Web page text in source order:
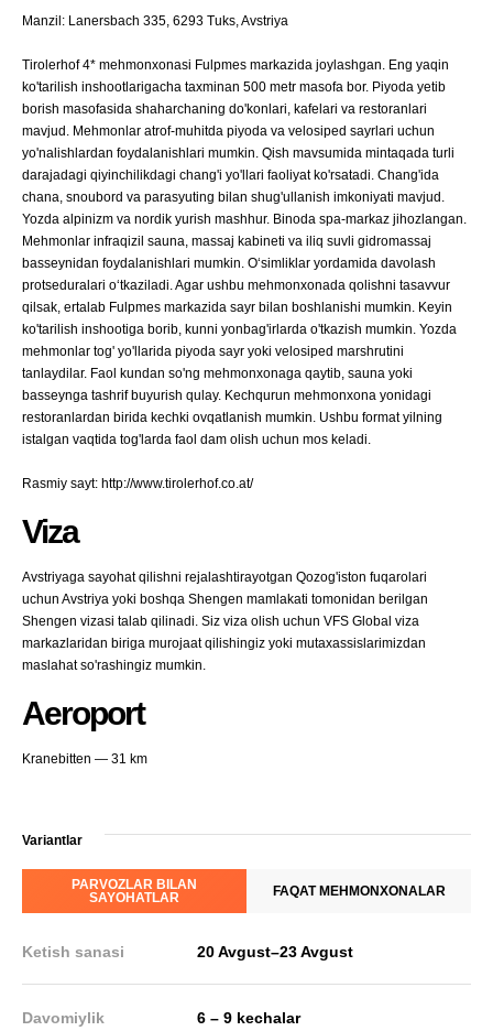
Manzil: Lanersbach 335, 6293 Tuks, Avstriya
Tirolerhof 4* mehmonxonasi Fulpmes markazida joylashgan. Eng yaqin
ko'tarilish inshootlarigacha taxminan 500 metr masofa bor. Piyoda yetib
borish masofasida shaharchaning do'konlari, kafelari va restoranlari
mavjud. Mehmonlar atrof-muhitda piyoda va velosiped sayrlari uchun
yo'nalishlardan foydalanishlari mumkin. Qish mavsumida mintaqada turli
darajadagi qiyinchilikdagi chang'i yo'llari faoliyat ko'rsatadi. Chang'ida
chana, snoubord va parasyuting bilan shug'ullanish imkoniyati mavjud.
Yozda alpinizm va nordik yurish mashhur. Binoda spa-markaz jihozlangan.
Mehmonlar infraqizil sauna, massaj kabineti va iliq suvli gidromassaj
basseynidan foydalanishlari mumkin. O‘simliklar yordamida davolash
protseduralari o‘tkaziladi. Agar ushbu mehmonxonada qolishni tasavvur
qilsak, ertalab Fulpmes markazida sayr bilan boshlanishi mumkin. Keyin
ko'tarilish inshootiga borib, kunni yonbag'irlarda o'tkazish mumkin. Yozda
mehmonlar tog' yo'llarida piyoda sayr yoki velosiped marshrutini
tanlaydilar. Faol kundan so'ng mehmonxonaga qaytib, sauna yoki
basseynga tashrif buyurish qulay. Kechqurun mehmonxona yonidagi
restoranlardan birida kechki ovqatlanish mumkin. Ushbu format yilning
istalgan vaqtida tog'larda faol dam olish uchun mos keladi.
Rasmiy sayt: http://www.tirolerhof.co.at/
Viza
Avstriyaga sayohat qilishni rejalashtirayotgan Qozog'iston fuqarolari
uchun Avstriya yoki boshqa Shengen mamlakati tomonidan berilgan
Shengen vizasi talab qilinadi. Siz viza olish uchun VFS Global viza
markazlaridan biriga murojaat qilishingiz yoki mutaxassislarimizdan
maslahat so'rashingiz mumkin.
Aeroport
Kranebitten — 31 km
Variantlar
PARVOZLAR BILAN
SAYOHATLAR
FAQAT MEHMONXONALAR
Ketish sanasi 20 Avgust–23 Avgust
Davomiylik 6 – 9 kechalar